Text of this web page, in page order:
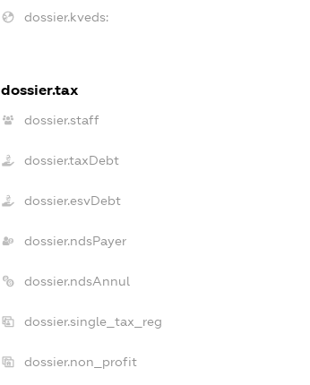
dossier.kveds:
dossier.tax
dossier.staff
dossier.taxDebt
dossier.esvDebt
dossier.ndsPayer
dossier.ndsAnnul
dossier.single_tax_reg
dossier.non_profit